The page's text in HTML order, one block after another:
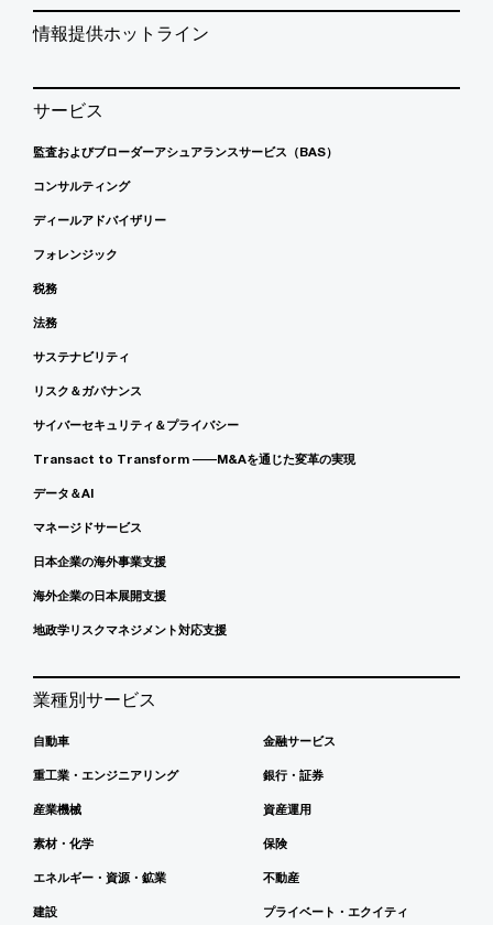
情報提供ホットライン
サービス
監査およびブローダーアシュアランスサービス（BAS）
コンサルティング
ディールアドバイザリー
フォレンジック
税務
法務
サステナビリティ
リスク＆ガバナンス
サイバーセキュリティ＆プライバシー
Transact to Transform ――M&Aを通じた変革の実現
データ＆AI
マネージドサービス
日本企業の海外事業支援
海外企業の日本展開支援
地政学リスクマネジメント対応支援
業種別サービス
自動車
重工業・エンジニアリング
産業機械
素材・化学
エネルギー・資源・鉱業
建設
金融サービス
銀行・証券
資産運用
保険
不動産
プライベート・エクイティ